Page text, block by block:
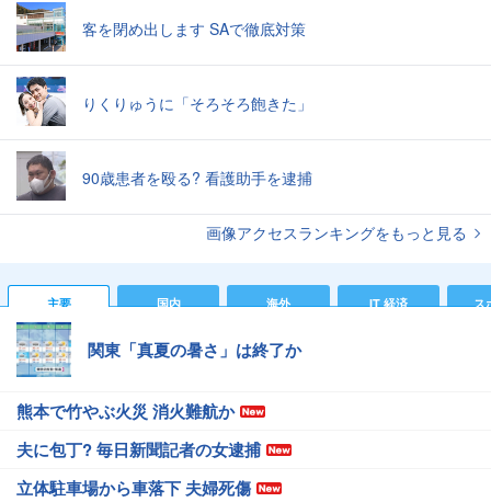
客を閉め出します SAで徹底対策
りくりゅうに「そろそろ飽きた」
90歳患者を殴る? 看護助手を逮捕
画像アクセスランキングをもっと見る
主要 国内 海外 IT 経済 ス
関東「真夏の暑さ」は終了か
熊本で竹やぶ火災 消火難航か
夫に包丁? 毎日新聞記者の女逮捕
立体駐車場から車落下 夫婦死傷